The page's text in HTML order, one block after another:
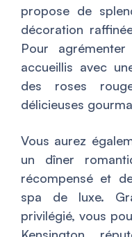
propose de
décoration
Pour
accueillis avec
des roses
délicieuses
Vous aurez
un dîner
récompensé et
spa de luxe.
privilégié, vous